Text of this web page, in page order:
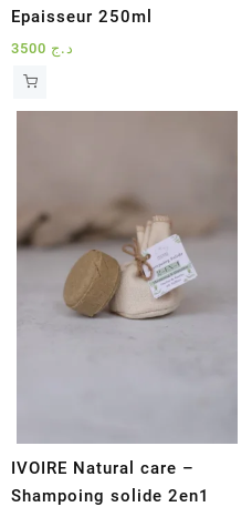
Epaisseur 250ml
د.ج
IVOIRE Natural care –
Shampoing solide 2en1